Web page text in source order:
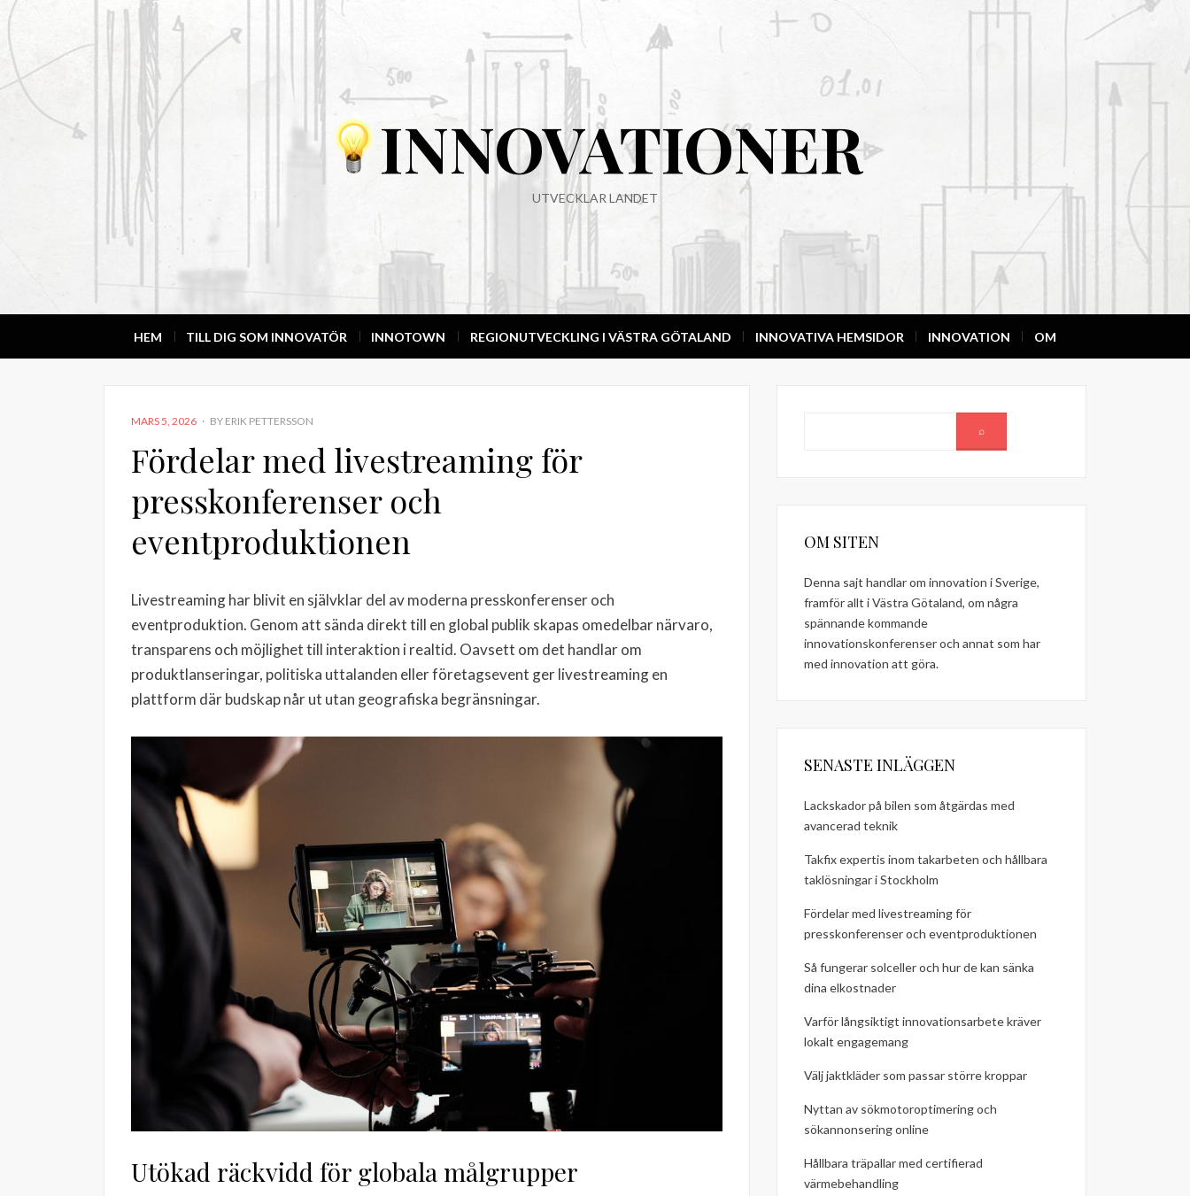
INNOVATIONER
UTVECKLAR LANDET
HEM TILL DIG SOM INNOVATÖR INNOTOWN REGIONUTVECKLING I VÄSTRA GÖTALAND INNOVATIVA HEMSIDOR INNOVATION OM
POSTED
MARS 5, 2026 BY ERIK PETTERSSON
Fördelar med livestreaming för
presskonferenser och
eventproduktionen
Livestreaming har blivit en självklar del av moderna presskonferenser och
eventproduktion. Genom att sända direkt till en global publik skapas omedelbar närvaro,
transparens och möjlighet till interaktion i realtid. Oavsett om det handlar om
produktlanseringar, politiska uttalanden eller företagsevent ger livestreaming en
plattform där budskap når ut utan geografiska begränsningar.
Utökad räckvidd för globala målgrupper
OM SITEN
Denna sajt handlar om innovation i Sverige,
framför allt i Västra Götaland, om några
spännande kommande
innovationskonferenser och annat som har
med innovation att göra.
SENASTE INLÄGGEN
Lackskador på bilen som åtgärdas med
avancerad teknik
Takfix expertis inom takarbeten och hållbara
taklösningar i Stockholm
Fördelar med livestreaming för
presskonferenser och eventproduktionen
Så fungerar solceller och hur de kan sänka
dina elkostnader
Varför långsiktigt innovationsarbete kräver
lokalt engagemang
Välj jaktkläder som passar större kroppar
Nyttan av sökmotoroptimering och
sökannonsering online
Hållbara träpallar med certifierad
värmebehandling